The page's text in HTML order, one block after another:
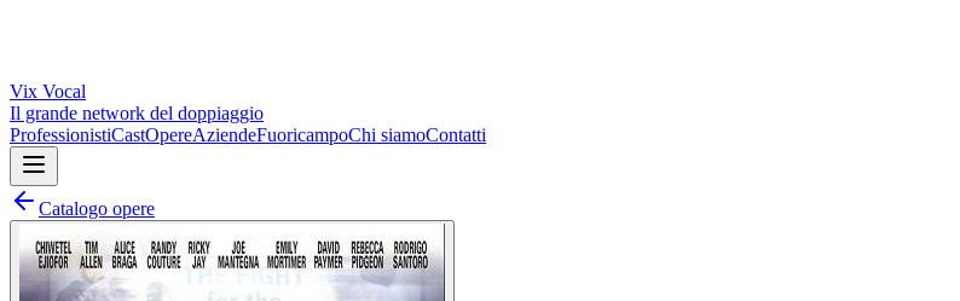
Vix Vocal
Il grande network del doppiaggio
ProfessionistiCastOpereAziendeFuoricampoChi siamoContatti
Catalogo opere